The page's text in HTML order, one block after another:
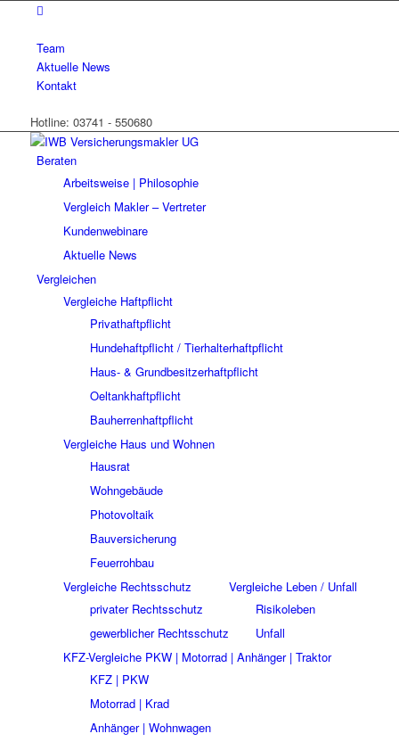
Team
Aktuelle News
Kontakt
Hotline: 03741 - 550680
Beraten
Arbeitsweise | Philosophie
Vergleich Makler – Vertreter
Kundenwebinare
Aktuelle News
Vergleichen
Vergleiche Haftpflicht
Privathaftpflicht
Hundehaftpflicht / Tierhalterhaftpflicht
Haus- & Grundbesitzerhaftpflicht
Oeltankhaftpflicht
Bauherrenhaftpflicht
Vergleiche Haus und Wohnen
Hausrat
Wohngebäude
Photovoltaik
Bauversicherung
Feuerrohbau
Vergleiche Rechtsschutz
privater Rechtsschutz
gewerblicher Rechtsschutz
Vergleiche Leben / Unfall
Risikoleben
Unfall
KFZ-Vergleiche PKW | Motorrad | Anhänger | Traktor
KFZ | PKW
Motorrad | Krad
Anhänger | Wohnwagen